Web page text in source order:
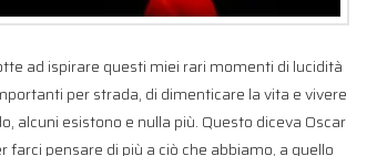
ad ispirare questi miei rari momenti di lucidità
per strada, di dimenticare la vita e vivere
alcuni esistono e nulla più. Questo diceva Oscar
pensare di più a ciò che abbiamo, a quello